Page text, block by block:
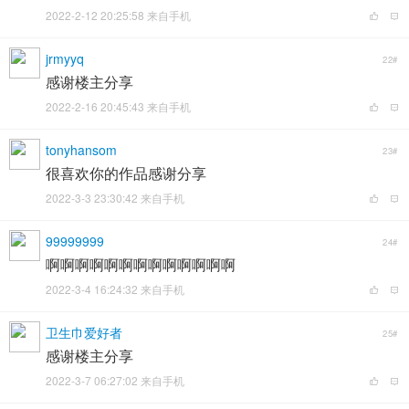
2022-2-12 20:25:58 来自手机
jrmyyq 22#
感谢楼主分享
2022-2-16 20:45:43 来自手机
tonyhansom 23#
很喜欢你的作品感谢分享
2022-3-3 23:30:42 来自手机
99999999 24#
啊啊啊啊啊啊啊啊啊啊啊啊啊
2022-3-4 16:24:32 来自手机
卫生巾爱好者 25#
感谢楼主分享
2022-3-7 06:27:02 来自手机